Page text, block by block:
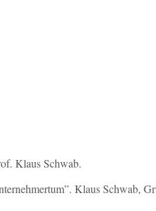
Klaus Schwab.
Klaus Schwab,